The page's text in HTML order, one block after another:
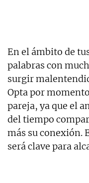
En el ámbito de
palabras con
surgir
Opta por
pareja, ya que el
del tiempo
más su conexión.
será clave para